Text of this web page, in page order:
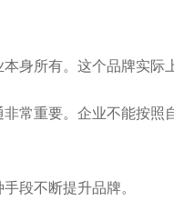
身所有。这个品牌实际
常重要。企业不能按照
段不断提升品牌。